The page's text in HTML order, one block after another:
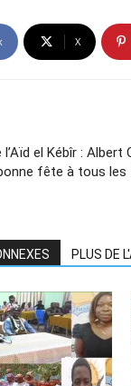
X
el Kébîr : Albert
fête à tous les
PLUS DE